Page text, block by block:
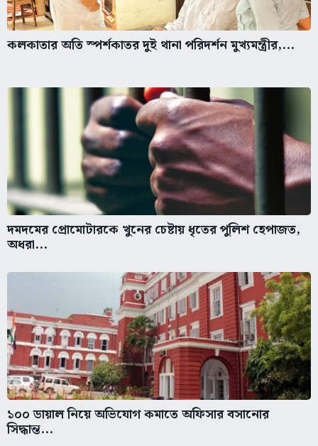
কলকাতার অতি স্পর্শকাতর দুই থানা পরিদর্শন মুখ্যমন্ত্রীর,...
দমদমের প্রোমোটারকে খুনের চেষ্টায় ধৃতের পুলিশ হেপাজত,
অধরা...
১০০ ডায়াল নিয়ে অভিযোগ কমাতে অফিসার বসানোর
সিদ্ধান্ত...